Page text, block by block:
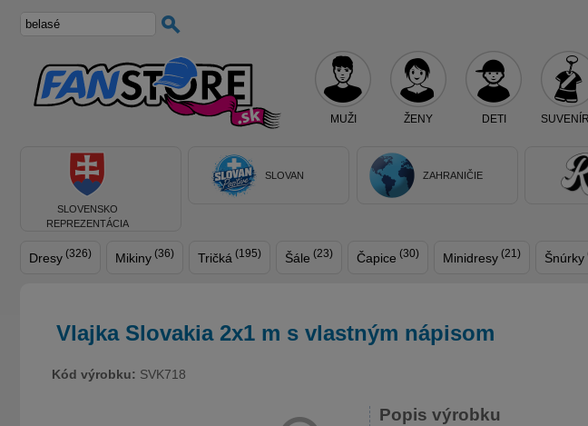
MUŽI ŽENY DETI
Teraz vyberte
SLOVENSKO
REPREZENTÁCIA
SLOVAN ZAHRANIČIE
Dresy (326) Mikiny (36) Tričká (195) Šále (23) Čapice (30) Minidresy (21) Šnúrky
Vlajka Slovakia 2x1 m s vlastným nápisom
Kód výrobku: SVK718
Popis výrobku